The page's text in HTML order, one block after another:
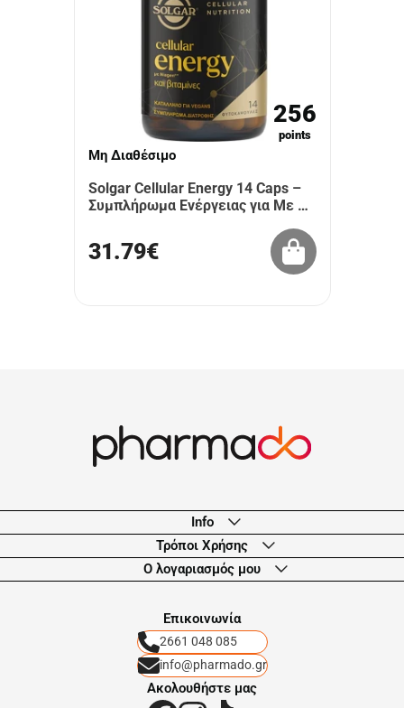
256
points
Μη Διαθέσιμο
Solgar Cellular Energy 14 Caps –
Συμπλήρωμα Ενέργειας για Με …
31.79€
Info
Τρόποι Χρήσης
Ο λογαριασμός μου
Eπικοινωνία
2661 048 085
info@pharmado.gr
Ακολουθήστε μας